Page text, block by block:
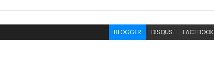
BLOGGER DISQUS FACEBOOK